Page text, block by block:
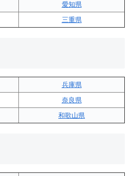
愛知県
三重県
兵庫県
奈良県
和歌山県